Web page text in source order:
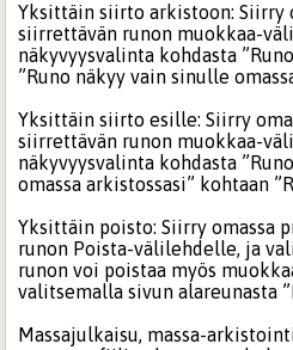
Yksittäin siirto arkistoon: Siirry
siirrettävän runon muokkaa-
näkyvyysvalinta kohdasta
”Runo näkyy vain sinulle
Yksittäin siirto esille: Siirry
siirrettävän runon muokkaa-
näkyvyysvalinta kohdasta
omassa arkistossasi” kohtaan
Yksittäin poisto: Siirry omassa
runon Poista-välilehdelle, ja
runon voi poistaa myös
valitsemalla sivun alareunasta
Massajulkaisu, massa-